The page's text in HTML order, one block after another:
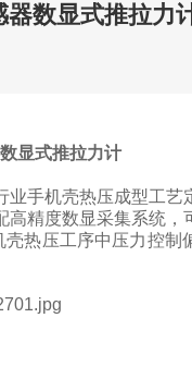
数显式推拉力
显式推拉力计
业手机壳热压成型工艺
高精度数显采集系统，
热压工序中压力控制